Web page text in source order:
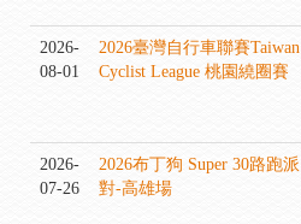
2026-
08-01
2026臺灣自行車聯賽Taiwan
Cyclist League 桃園繞圈賽
2026-
07-26
2026布丁狗 Super 30路跑派
對-高雄場